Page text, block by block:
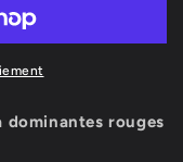
dominantes rouges